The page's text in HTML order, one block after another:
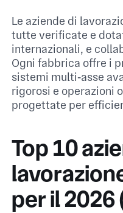
Le aziende di
tutte verificate e
internazionali, e
Ogni fabbrica offre i
sistemi multi‑asse
rigorosi e operazioni
progettate per
Top 10
per il